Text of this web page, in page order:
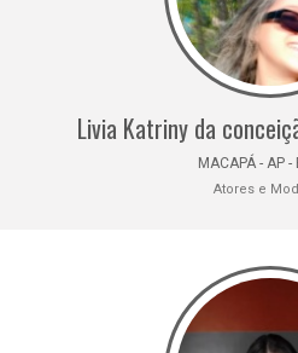
Livia Katriny da
MACAPÁ - AP -
Atores e